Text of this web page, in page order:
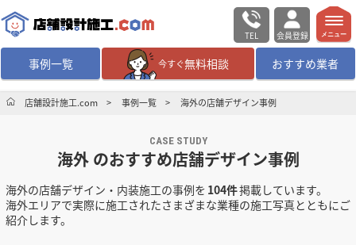
TEL 会員登録
事例一覧 今すぐ無料相談 おすすめ業者
無料相談 ログイン／会員登録
デザイン設計・施工 業者を探す
店舗・商業施設の施工事例を探す
メニュー
店舗設計施工.com 事例一覧 海外の店舗デザイン事例
CASE STUDY
海外 のおすすめ店舗デザイン事例
海外の店舗デザイン・内装施工の事例を 104件掲載しています。
海外エリアで実際に施工されたさまざまな業種の施工写真とともにご
紹介します。